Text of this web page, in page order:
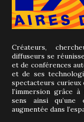
Créateurs,
diffuseurs se
et de conférences
et de ses
spectacteurs curieux
l’immersion grâce
sens ainsi
augmentée dans